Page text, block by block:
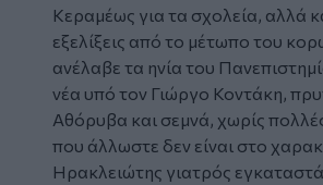
Κεραμέως για τα σχολεία, αλλά
εξελίξεις από το μέτωπο του
ανέλαβε τα ηνία του
νέα υπό τον Γιώργο Κοντάκη,
Αθόρυβα και σεμνά, χωρίς
που άλλωστε δεν είναι στο
Ηρακλειώτης γιατρός